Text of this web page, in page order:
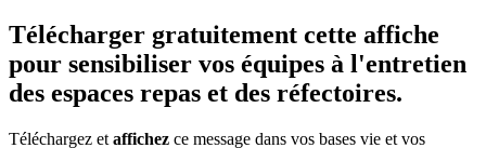
Télécharger gratuitement cette affiche
pour sensibiliser vos équipes à l'entretien
des espaces repas et des réfectoires.
Téléchargez et affichez ce message dans vos bases vie et vos